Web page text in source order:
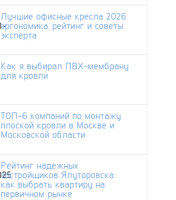
Лучшие офисные кресла 2026:
эргономика, рейтинг и советы
эксперта
Как я выбирал ПВХ-мембрану
для кровли
ТОП-6 компаний по монтажу
плоской кровли в Москве и
Московской области
Рейтинг надежных
застройщиков Ялуторовска:
как выбрать квартиру на
первичном рынке